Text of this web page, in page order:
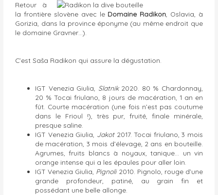
Retour à
la frontière slovène avec le Domaine Radikon , Oslavia, à
Gorizia, dans la province éponyme (au même endroit que
le domaine Gravner…).
C’est Saša Radikon qui assure la dégustation.
IGT Venezia Giulia, Slatnik2020. 80 % Chardonnay,
20 % Tocai friulano, 8 jours de macération, 1 an en
fût. Courte macération (une fois n’est pas coutume
dans le Frioul !), très pur, fruité, finale minérale,
presque saline.
IGT Venezia Giulia, Jakot2017. Tocai friulano, 3 mois
de macération, 3 mois d’élevage, 2 ans en bouteille.
Agrumes, fruits blancs à noyaux, tanique… un vin
orange intense qui a les épaules pour aller loin.
IGT Venezia Giulia, Pignoli2010. Pignolo, rouge d’une
grande profondeur, patiné, au grain fin et
possédant une belle allonge.